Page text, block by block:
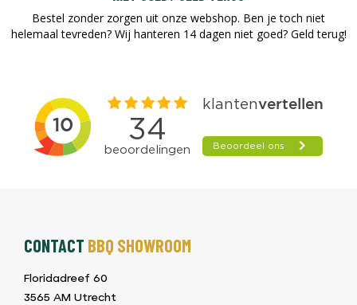
Bestel zonder zorgen uit onze webshop. Ben je toch niet
helemaal tevreden? Wij hanteren 14 dagen niet goed? Geld terug!​
CONTACT BBQ SHOWROOM
Floridadreef 60
3565 AM Utrecht